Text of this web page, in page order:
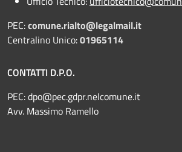
PEC:comune.rialto@legalmail.it
Centralino Unico:01965114
CONTATTI D.P.O.
PEC:dpo@pec.gdpr.nelcomune.it
Avv. Massimo Ramello